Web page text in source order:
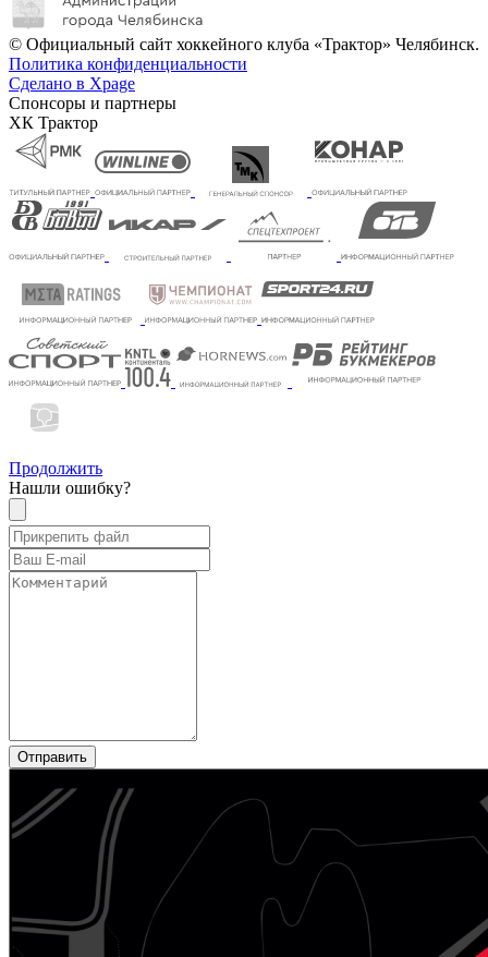
© Официальный сайт хоккейного клуба «Трактор» Челябинск.
Политика конфиденциальности
Сделано в Xpage
Спонсоры и партнеры
ХК Трактор
Продолжить
Нашли ошибку?